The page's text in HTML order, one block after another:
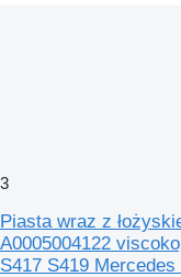
3
Piasta wraz z
A0005004122
S417 S419